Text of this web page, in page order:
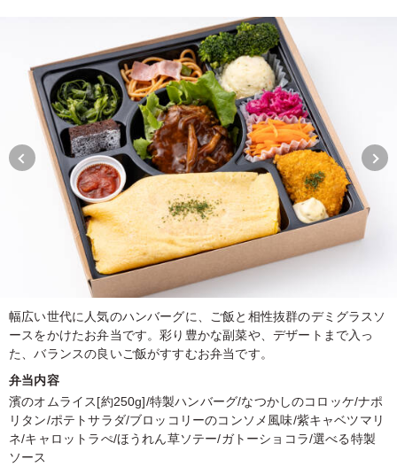
幅広い世代に人気のハンバーグに、ご飯と相性抜群のデミグラスソ
ースをかけたお弁当です。彩り豊かな副菜や、デザートまで入っ
た、バランスの良いご飯がすすむお弁当です。
弁当内容
濱のオムライス[約250g]/特製ハンバーグ/なつかしのコロッケ/ナポ
リタン/ポテトサラダ/ブロッコリーのコンソメ風味/紫キャベツマリ
ネ/キャロットラぺ/ほうれん草ソテー/ガトーショコラ/選べる特製
ソース